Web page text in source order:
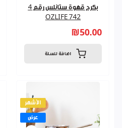
بكرج قهوة ستانلس رقم 4
742 OZLIFE
₪50.00
اضافة للسلة
الأشهر
عرض